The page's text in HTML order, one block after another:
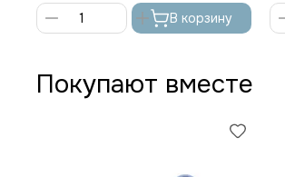
В корзину
Покупают вместе